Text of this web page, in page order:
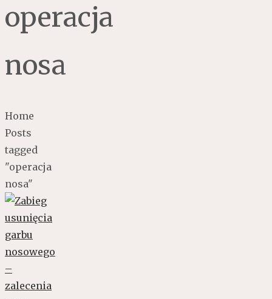
operacja
nosa
Home
Posts
tagged
"operacja
nosa"